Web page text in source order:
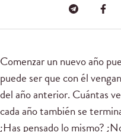
Comenzar un nuevo año
puede ser que con él
del año anterior. Cuántas
cada año también se
¿Has pensado lo mismo?